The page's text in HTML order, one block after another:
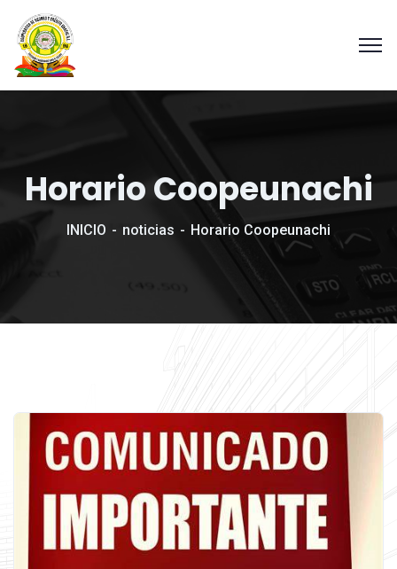
Horario Coopeunachi
INICIO noticias Horario Coopeunachi